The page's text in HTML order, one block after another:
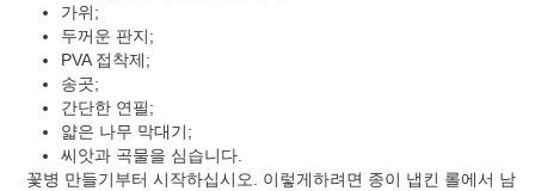
가위;
두꺼운 판지;
PVA 접착제;
송곳;
간단한 연필;
얇은 나무 막대기;
씨앗과 곡물을 심습니다.
꽃병 만들기부터 시작하십시오. 이렇게하려면 종이 냅킨 롤에서 남